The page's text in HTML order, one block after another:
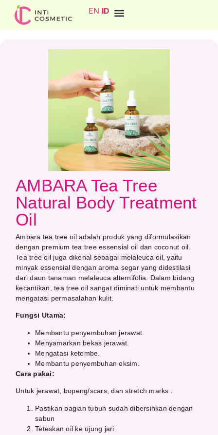
EN ID
AMBARA Tea Tree
Natural Body Treatment
Oil
Ambara tea tree oil adalah produk yang diformulasikan
dengan premium tea tree essensial oil dan coconut oil.
Tea tree oil juga dikenal sebagai melaleuca oil, yaitu
minyak essensial dengan aroma segar yang didestilasi
dari daun tanaman melaleuca alternifolia. Dalam bidang
kecantikan, tea tree oil sangat diminati untuk membantu
mengatasi permasalahan kulit.
Fungsi Utama:
Membantu penyembuhan jerawat.
Menyamarkan bekas jerawat.
Mengatasi ketombe.
Membantu penyembuhan eksim.
Cara pakai:
Untuk jerawat, bopeng/scars, dan stretch marks :
Pastikan bagian tubuh sudah dibersihkan dengan
sabun
Teteskan oil ke ujung jari